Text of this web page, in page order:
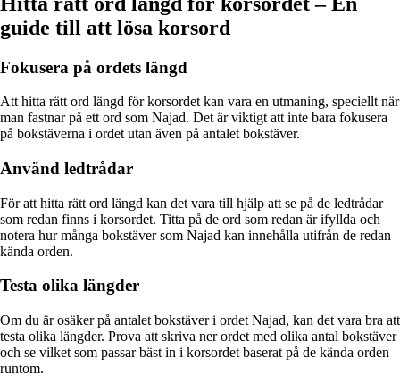
guide till att lösa korsord
Fokusera på ordets längd
Att hitta rätt ord längd för korsordet kan vara en utmaning, speciellt när
man fastnar på ett ord som Najad. Det är viktigt att inte bara fokusera
på bokstäverna i ordet utan även på antalet bokstäver.
Använd ledtrådar
För att hitta rätt ord längd kan det vara till hjälp att se på de ledtrådar
som redan finns i korsordet. Titta på de ord som redan är ifyllda och
notera hur många bokstäver som Najad kan innehålla utifrån de redan
kända orden.
Testa olika längder
Om du är osäker på antalet bokstäver i ordet Najad, kan det vara bra att
testa olika längder. Prova att skriva ner ordet med olika antal bokstäver
och se vilket som passar bäst in i korsordet baserat på de kända orden
runtom.